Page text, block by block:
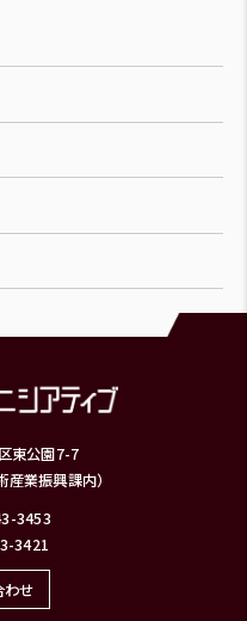
東公園7-7
産業振興課内）
3453
3421
わせ